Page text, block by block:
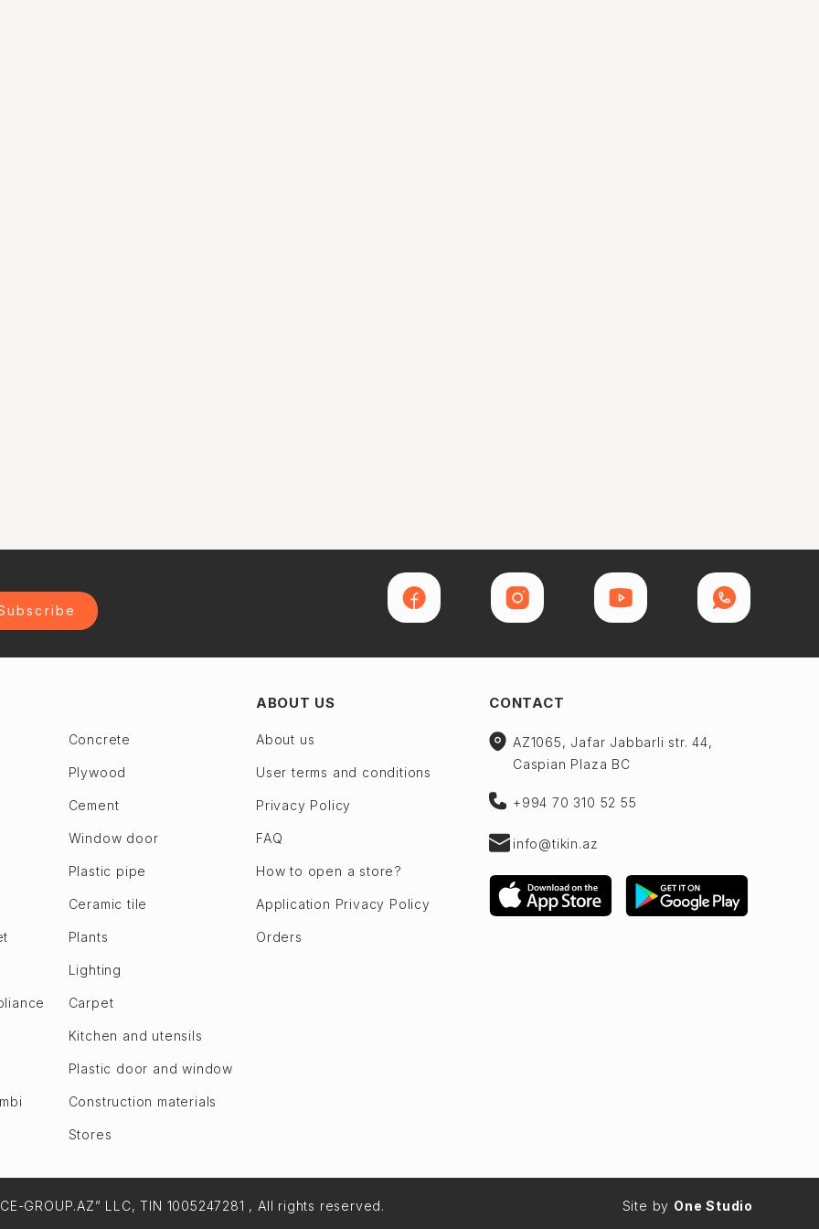
Concrete
Plywood
Cement
Window door
Plastic pipe
Ceramic tile
Plants
Lighting
Carpet
Kitchen and utensils
Plastic door and window
Construction materials
Stores
ABOUT US
About us
User terms and conditions
Privacy Policy
FAQ
How to open a store?
Application Privacy Policy
Orders
CONTACT
AZ1065, Jafar Jabbarli str. 44,
Caspian Plaza BC
+994 70 310 52 55
info@tikin.az
GROUP.AZ” LLC, TIN 1005247281 , All rights reserved. Site by One Studio